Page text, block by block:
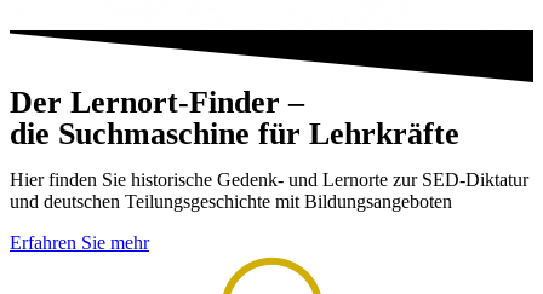
Der Lernort-Finder –
die Suchmaschine für Lehrkräfte
Hier finden Sie historische Gedenk- und Lernorte zur SED-Diktatur
und deutschen Teilungsgeschichte mit Bildungsangeboten
Erfahren Sie mehr